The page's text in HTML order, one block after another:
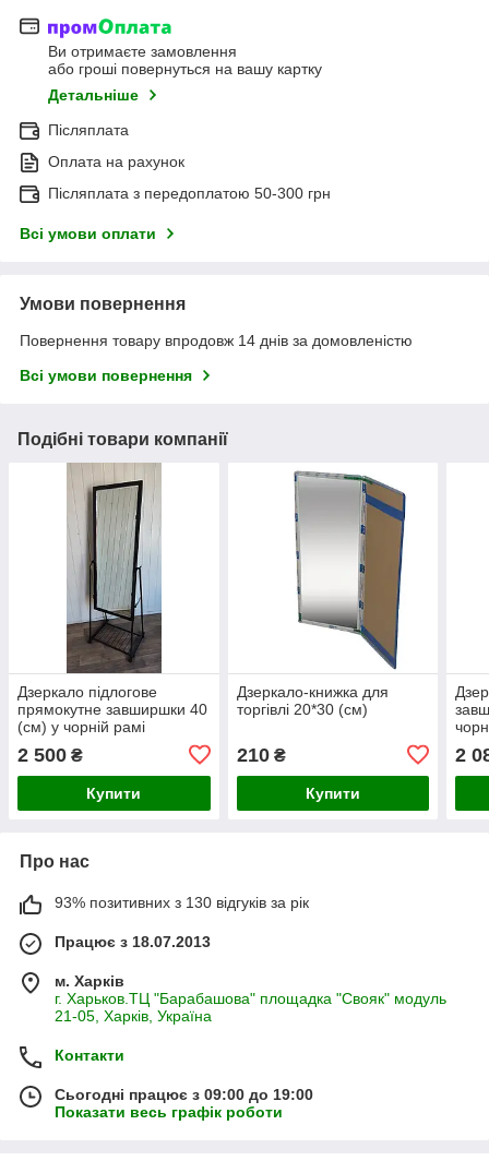
Ви отримаєте замовлення
або гроші повернуться на вашу картку
Детальніше
Післяплата
Оплата на рахунок
Післяплата з передоплатою 50-300 грн
Всі умови оплати
Умови повернення
Повернення товару впродовж 14 днів за домовленістю
Всі умови повернення
Подібні товари компанії
Дзеркало підлогове
прямокутне завширшки 40
(см) у чорній рамі
2 500 ₴
Купити
Дзеркало-книжка для
торгівлі 20*30 (см)
210₴
Купити
2
Про нас
93% позитивних з 130 відгуків за рік
Працює з 18.07.2013
м. Харків
г. Харьков.ТЦ "Барабашова" площадка "Свояк" модуль
21-05, Харків, Україна
Контакти
Сьогодні працює з 09:00 до 19:00
Показати весь графік роботи